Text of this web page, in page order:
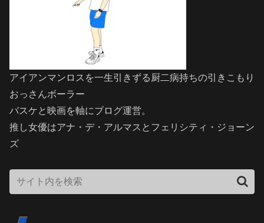
アイアンマンロスを一生引きずる厨二病持ちの引きこもり
おっさんボーラー
バスケと映画を軸にブログ運営。
推し女優はアナ・デ・アルマスとフェリシティ・ジョーン
ズ